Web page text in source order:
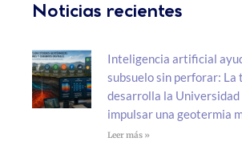
Noticias recientes
Inteligencia artificial
subsuelo sin perforar: La
desarrolla la Universidad
impulsar una geotermia
Leer más »